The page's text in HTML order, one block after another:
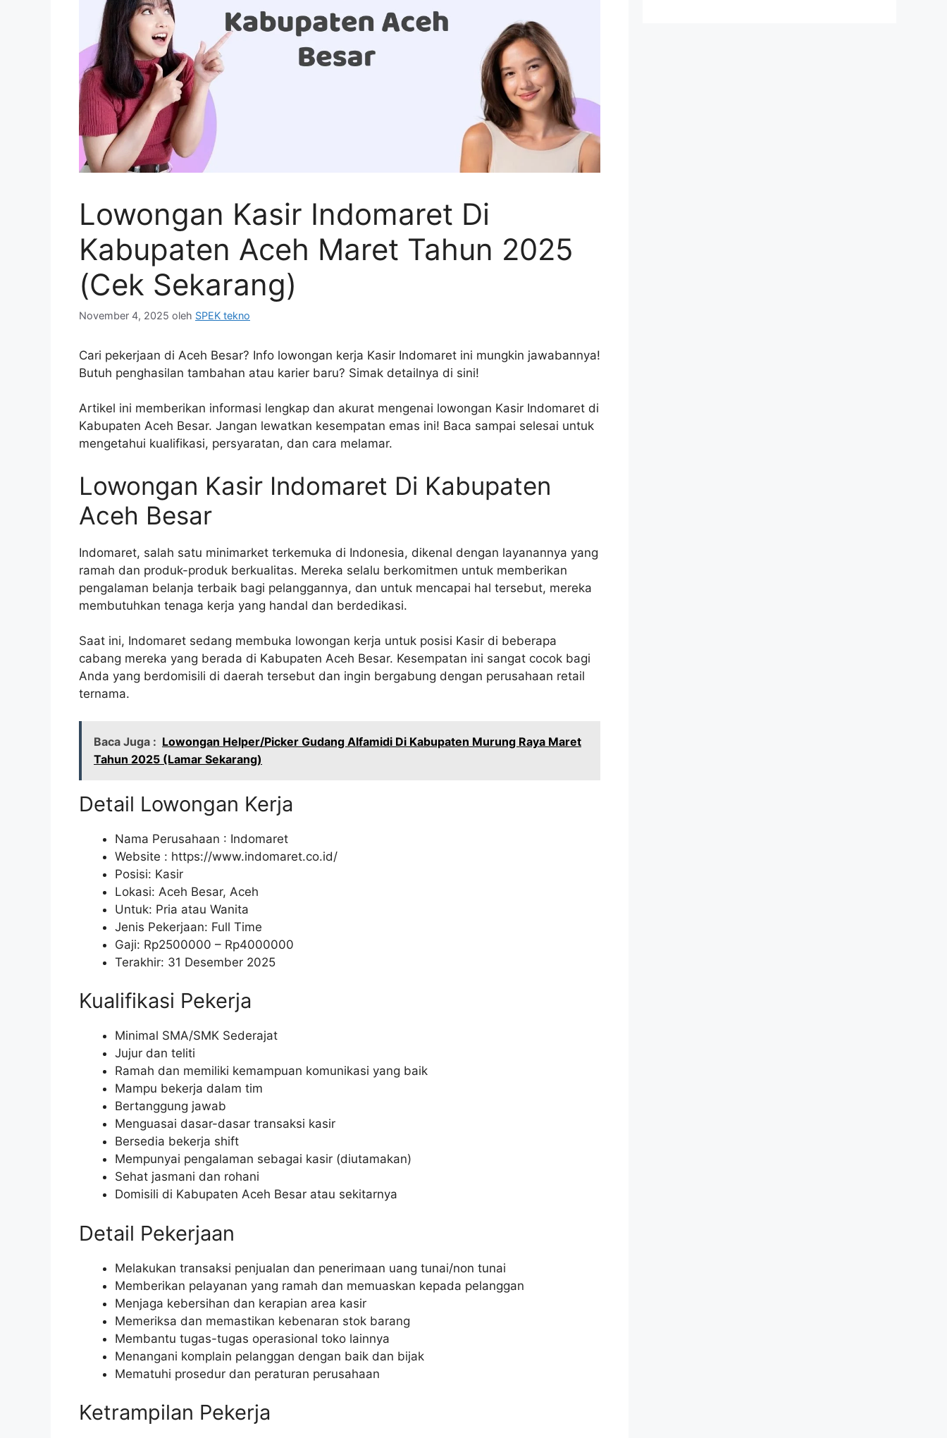
Lowongan Kasir Indomaret Di
Kabupaten Aceh Maret Tahun 2025
(Cek Sekarang)
November 4, 2025 oleh SPEK tekno
Cari pekerjaan di Aceh Besar? Info lowongan kerja Kasir Indomaret ini mungkin jawabannya!
Butuh penghasilan tambahan atau karier baru? Simak detailnya di sini!
Artikel ini memberikan informasi lengkap dan akurat mengenai lowongan Kasir Indomaret di
Kabupaten Aceh Besar. Jangan lewatkan kesempatan emas ini! Baca sampai selesai untuk
mengetahui kualifikasi, persyaratan, dan cara melamar.
Lowongan Kasir Indomaret Di Kabupaten
Aceh Besar
Indomaret, salah satu minimarket terkemuka di Indonesia, dikenal dengan layanannya yang
ramah dan produk-produk berkualitas. Mereka selalu berkomitmen untuk memberikan
pengalaman belanja terbaik bagi pelanggannya, dan untuk mencapai hal tersebut, mereka
membutuhkan tenaga kerja yang handal dan berdedikasi.
Saat ini, Indomaret sedang membuka lowongan kerja untuk posisi Kasir di beberapa
cabang mereka yang berada di Kabupaten Aceh Besar. Kesempatan ini sangat cocok bagi
Anda yang berdomisili di daerah tersebut dan ingin bergabung dengan perusahaan retail
ternama.
Baca Juga : Lowongan Helper/Picker Gudang Alfamidi Di Kabupaten Murung Raya Maret
Tahun 2025 (Lamar Sekarang)
Detail Lowongan Kerja
Nama Perusahaan : Indomaret
Website : https://www.indomaret.co.id/
Posisi: Kasir
Lokasi: Aceh Besar, Aceh
Untuk: Pria atau Wanita
Jenis Pekerjaan: Full Time
Gaji: Rp2500000 – Rp4000000
Terakhir: 31 Desember 2025
Kualifikasi Pekerja
Minimal SMA/SMK Sederajat
Jujur dan teliti
Ramah dan memiliki kemampuan komunikasi yang baik
Mampu bekerja dalam tim
Bertanggung jawab
Menguasai dasar-dasar transaksi kasir
Bersedia bekerja shift
Mempunyai pengalaman sebagai kasir (diutamakan)
Sehat jasmani dan rohani
Domisili di Kabupaten Aceh Besar atau sekitarnya
Detail Pekerjaan
Melakukan transaksi penjualan dan penerimaan uang tunai/non tunai
Memberikan pelayanan yang ramah dan memuaskan kepada pelanggan
Menjaga kebersihan dan kerapian area kasir
Memeriksa dan memastikan kebenaran stok barang
Membantu tugas-tugas operasional toko lainnya
Menangani komplain pelanggan dengan baik dan bijak
Mematuhi prosedur dan peraturan perusahaan
Ketrampilan Pekerja